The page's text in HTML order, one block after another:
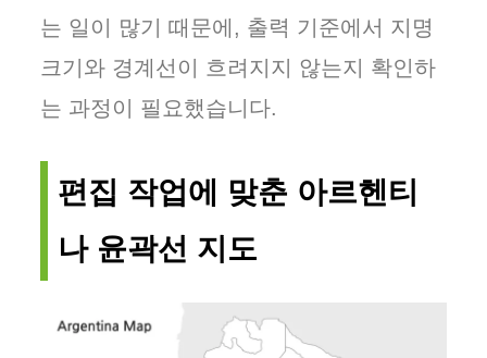
는 일이 많기 때문에, 출력 기준에서 지명
크기와 경계선이 흐려지지 않는지 확인하
는 과정이 필요했습니다.
편집 작업에 맞춘 아르헨티
나 윤곽선 지도